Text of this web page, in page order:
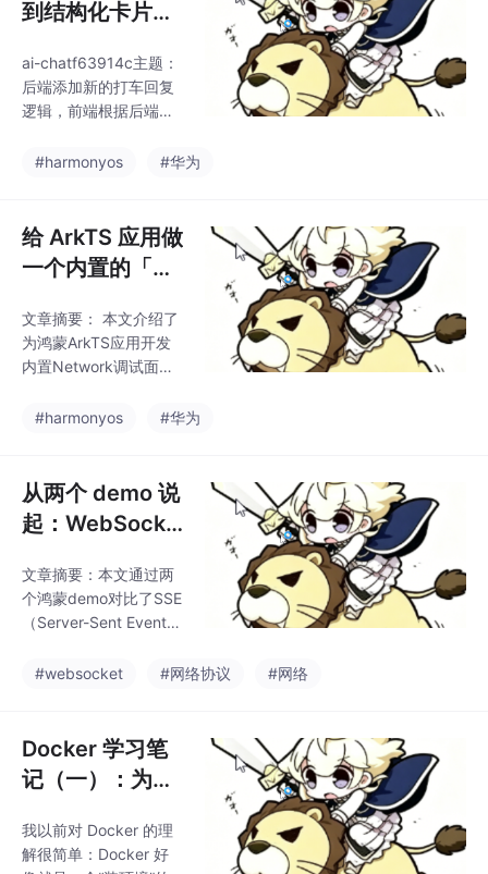
化状态管理，通过 View
并妥善处理了跨页面数
据同步和异常情况。文
章详细介绍了流式消息
带、持久化方案等技术
整演进
到结构化卡片：
带 card + 历史
记录卡片恢复实
ai-chatf63914c主题：
后端添加新的打车回复
逻辑，前端根据后端返
要把回复渲染成卡片，
片样式。
#harmonyos #华为
给 ArkTS 应用做
一个内置的「Ne
实时看清 SSE 每
一帧和最后那张
文章摘要： 本文介绍了
为鸿蒙ArkTS应用开发
内置Network调试面板
试AI打车功能时，发现
s）无法直观查看SSE流
式请求的每帧数据和最
终卡片内容，因此设计
者工具的Network面
板。 方案采用三层架
构： 数据层：定义Net
型，使用@ObservedV
#harmonyos #华为
从两个 demo 说
起：WebSocke
在哪？
文章摘要：本文通过两
个鸿蒙demo对比了SSE
（Server-Sent Event
心区别。SSE是基于HT
AI逐字回复）；WebSo
cket是双向通信协议，
适合实时互动场景（如
于：SSE实现简单但只
能单向推送，WebSock
#websocket #网络协议 #网络
Docker 学习笔
记（一）：为什
器和仓库？
我以前对 Docker 的理
解很简单：Docker 好